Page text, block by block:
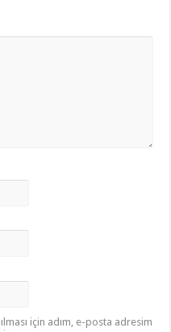
için adım, e-posta adresim